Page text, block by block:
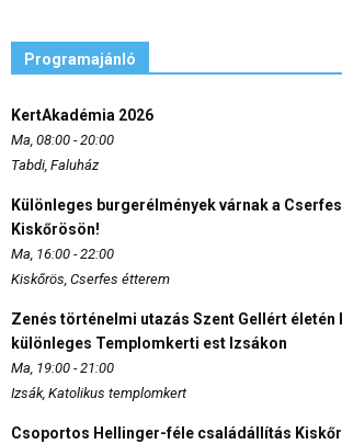
Programajánló
KertAkadémia 2026
Ma, 08:00 - 20:00
Tabdi, Faluház
Különleges burgerélmények várnak a
Kiskőrösön!
Ma, 16:00 - 22:00
Kiskőrös, Cserfes étterem
Zenés történelmi utazás Szent Gellért életén
különleges Templomkerti est Izsákon
Ma, 19:00 - 21:00
Izsák, Katolikus templomkert
Csoportos Hellinger-féle családállítás